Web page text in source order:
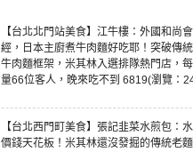
【台北北門站美食】江牛樓：外國和尚
經，日本主廚煮牛肉麵好吃耶！突破傳
牛肉麵框架，米其林入選排隊熱門店，
量66位客人，晚來吃不到 6819(瀏覽：
【台北西門町美食】張記韭菜水煎包：
價錢天花板！米其林還沒發掘的傳統老